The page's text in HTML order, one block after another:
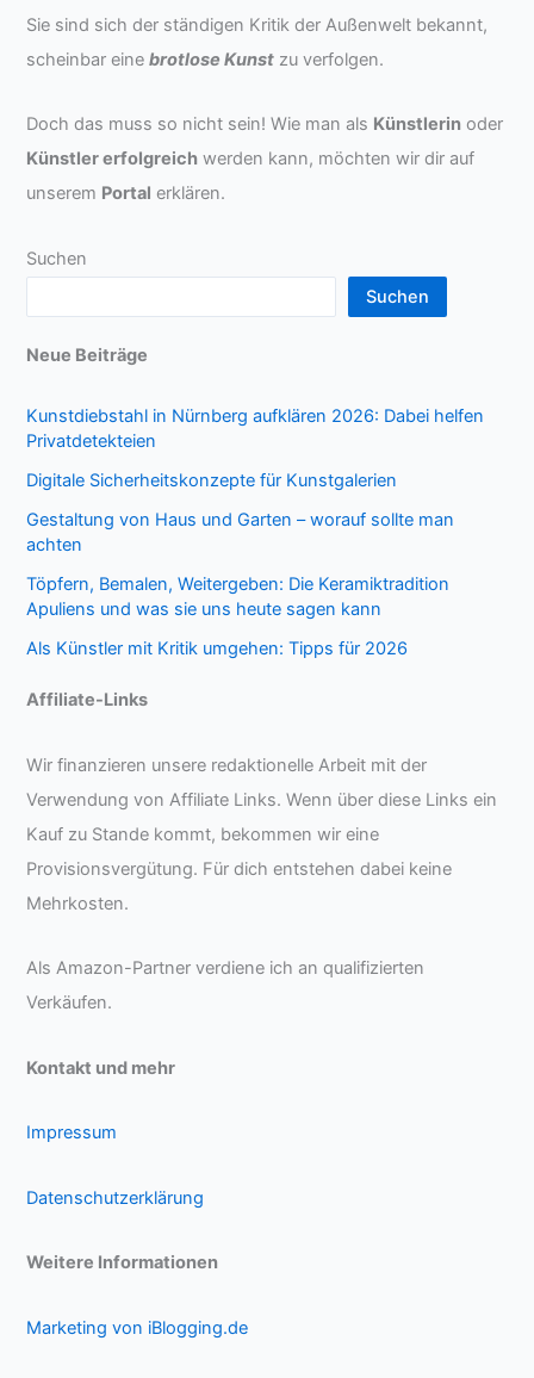
Sie sind sich der ständigen Kritik der Außenwelt bekannt,
scheinbar einebrotlose Kunst zu verfolgen.
Doch das muss so nicht sein! Wie man als Künstlerin oder
Künstler erfolgreich werden kann, möchten wir dir auf
unserem Portal erklären.
Suchen
Suchen
Neue Beiträge
Kunstdiebstahl in Nürnberg aufklären 2026: Dabei helfen
Privatdetekteien
Digitale Sicherheitskonzepte für Kunstgalerien
Gestaltung von Haus und Garten – worauf sollte man
achten
Töpfern, Bemalen, Weitergeben: Die Keramiktradition
Apuliens und was sie uns heute sagen kann
Als Künstler mit Kritik umgehen: Tipps für 2026
Affiliate-Links
Wir finanzieren unsere redaktionelle Arbeit mit der
Verwendung von Affiliate Links. Wenn über diese Links ein
Kauf zu Stande kommt, bekommen wir eine
Provisionsvergütung. Für dich entstehen dabei keine
Mehrkosten.
Als Amazon-Partner verdiene ich an qualifizierten
Verkäufen.
Kontakt und mehr
Impressum
Datenschutzerklärung
Weitere Informationen
Marketing von iBlogging.de